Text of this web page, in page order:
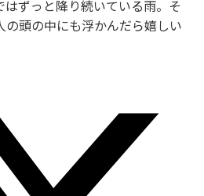
ずっと降り続いている雨。そ
頭の中にも浮かんだら嬉しい